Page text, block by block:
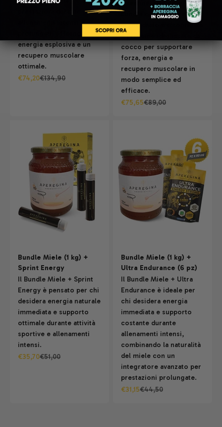
allenamenti intensi e
energia esplosiva e un
recupero muscolare
ottimale.
Prezzo scontato
€74,20Prezzo
€134,90
Creatine & Protein
Bundle combina creatina
monoidrato micronizzata
e proteine idrolizzate da
cocco per supportare
forza, energia e
recupero muscolare in
modo semplice ed
efficace.
Prezzo scontato
€75,65Prezzo
€89,00
Bundle Miele (1 kg) +
Sprint Energy
Il Bundle Miele + Sprint
Energy è pensato per chi
desidera energia naturale
immediata e supporto
ottimale durante attività
sportive e allenamenti
intensi.
Prezzo scontato
€35,70Prezzo
€51,00
Bundle Miele (1 kg) +
Ultra Endurance (6 pz)
Il Bundle Miele + Ultra
Endurance è ideale per
chi desidera energia
immediata e supporto
costante durante
allenamenti intensi,
combinando la naturalità
del miele con un
integratore avanzato per
prestazioni prolungate.
Prezzo scontato
€31,15Prezzo
€44,50